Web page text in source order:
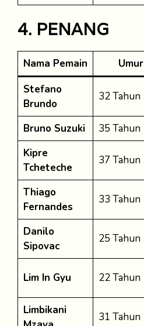
4. PENANG
Nama Pemain Umur
Stefano
Brundo
32 Tahun
Bruno Suzuki 35 Tahun
Kipre
Tcheteche
37 Tahun
Thiago
Fernandes
33 Tahun
Danilo
Sipovac
25 Tahun
Lim In Gyu 22 Tahun
Limbikani
31 Tahun